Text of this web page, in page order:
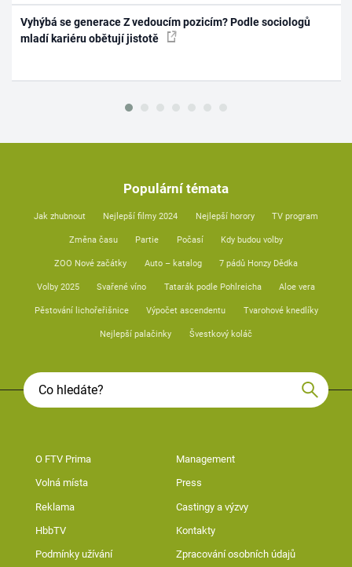
Vyhýbá se generace Z vedoucím pozicím? Podle sociologů
mladí kariéru obětují jistotě
Populární témata
Jak zhubnout Nejlepší filmy 2024 Nejlepší horory TV program
Změna času Partie Počasí Kdy budou volby
ZOO Nové začátky Auto – katalog 7 pádů Honzy Dědka
Volby 2025 Svařené víno Tatarák podle Pohlreicha Aloe vera
Pěstování lichořeřišnice Výpočet ascendentu Tvarohové knedlíky
Nejlepší palačinky Švestkový koláč
O FTV Prima Management
Volná místa Press
Reklama Castingy a výzvy
HbbTV Kontakty
Podmínky užívání Zpracování osobních údajů